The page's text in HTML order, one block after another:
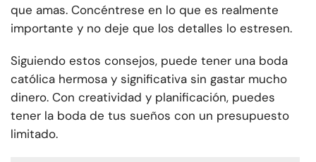
que amas. Concéntrese en lo que es realmente
importante y no deje que los detalles lo estresen.
Siguiendo estos consejos, puede tener una boda
católica hermosa y significativa sin gastar mucho
dinero. Con creatividad y planificación, puedes
tener la boda de tus sueños con un presupuesto
limitado.